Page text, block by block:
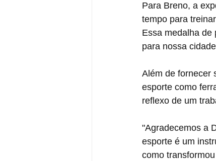
Para Breno, a
tempo para
Essa medalha de
para nossa
Além de fornecer
esporte como
reflexo de um
"Agradecemos a
esporte é um
como